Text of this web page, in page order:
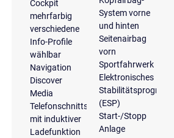
Cockpit
mehrfarbig
verschiedene
Info-Profile
wählbar
Navigation
Discover
Media
Telefonschnittstelle
mit induktiver
Ladefunktion
System vorne
und hinten
Seitenairbag
vorn
Sportfahrwerk
Elektronisches
Stabilitätsprogramm
(ESP)
Start-/Stopp
Anlage